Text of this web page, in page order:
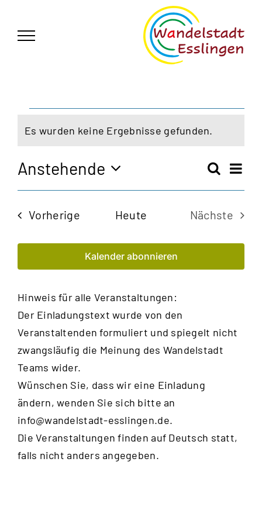
springen
Veranstaltungen
Hinweis
Es wurden keine Ergebnisse gefunden.
und
Suche
Liste
Anstehende
Datum
VorherigeVeranstaltungen
Heute
Nächste
Kalender abonnieren
Hinweis für alle Veranstaltungen:
Der Einladungstext wurde von den
Veranstaltenden formuliert und spiegelt nicht
zwangsläufig die Meinung des Wandelstadt
Teams wider.
Wünschen Sie, dass wir eine Einladung
ändern, wenden Sie sich bitte an
info@wandelstadt-esslingen.de.
Die Veranstaltungen finden auf Deutsch statt,
falls nicht anders angegeben.